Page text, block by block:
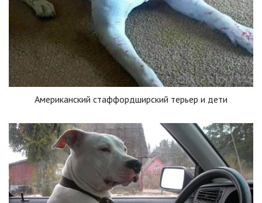
Американский стаффордширский терьер и дети